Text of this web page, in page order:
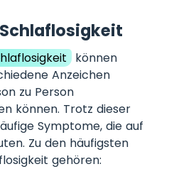
können
Anzeichen
zu Person
können. Trotz dieser
Symptome, die auf
Zu den häufigsten
gehören: